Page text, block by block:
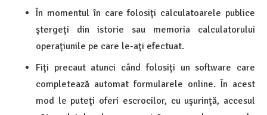
În momentul în care folosiţi calculatoarele publice
ştergeţi din istorie sau memoria calculatorului
operaţiunile pe care le-aţi efectuat.
Fiţi precaut atunci când folosiţi un software care
completează automat formularele online. În acest
mod le puteţi oferi escrocilor, cu uşurinţă, accesul